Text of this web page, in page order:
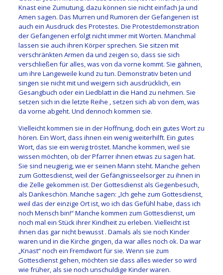
Knast eine Zumutung, dazu können sie nicht einfach Ja und
Amen sagen. Das Murren und Rumoren der Gefangenen ist
auch ein Ausdruck des Protestes. Die Protestdemonstration
der Gefangenen erfolgt nicht immer mit Worten. Manchmal
lassen sie auch ihren Körper sprechen. Sie sitzen mit
verschränkten Armen da und zeigen so, dass sie sich
verschließen für alles, was von da vorne kommt. Sie gähnen,
um ihre Langeweile kund zu tun. Demonstrativ beten und
singen sie nicht mit und weigern sich ausdrücklich, ein
Gesangbuch oder ein Liedblatt in die Hand zu nehmen. Sie
setzen sich in die letzte Reihe , setzen sich ab von dem, was
da vorne abgeht. Und dennoch kommen sie.
Vielleicht kommen sie in der Hoffnung, doch ein gutes Wort zu
hören. Ein Wort, dass ihnen ein wenig weiterhilft. Ein gutes
Wort, das sie ein wenig tröstet. Manche kommen, weil sie
wissen möchten, ob der Pfarrer ihnen etwas zu sagen hat.
Sie sind neugierig, wie er seinen Mann steht. Manche gehen
zum Gottesdienst, weil der Gefängnisseelsorger zu ihnen in
die Zelle gekommen ist. Der Gottesdienst als Gegenbesuch,
als Dankeschön. Manche sagen: „Ich gehe zum Gottesdienst,
weil das der einzige Ort ist, wo ich das Gefühl habe, dass ich
noch Mensch bin!“ Manche kommen zum Gottesdienst, um
noch mal ein Stück ihrer Kindheit zu erleben. Vielleicht ist
ihnen das gar nicht bewusst . Damals als sie noch Kinder
waren und in die Kirche gingen, da war alles noch ok. Da war
„Knast“ noch ein Fremdwort für sie. Wenn sie zum
Gottesdienst gehen, möchten sie dass alles wieder so wird
wie früher, als sie noch unschuldige Kinder waren.